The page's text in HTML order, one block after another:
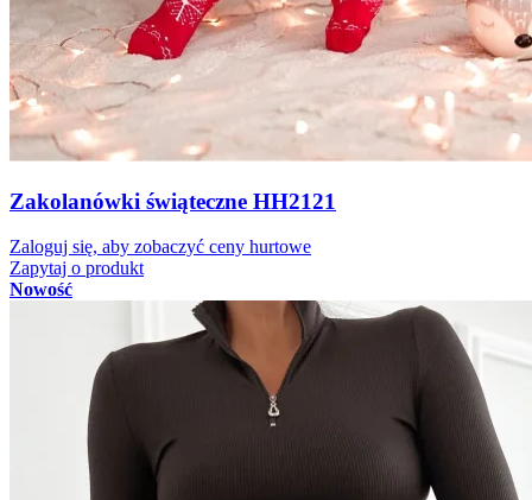
Zakolanówki świąteczne HH2121
Zaloguj się, aby zobaczyć ceny hurtowe
Zapytaj o produkt
Nowość